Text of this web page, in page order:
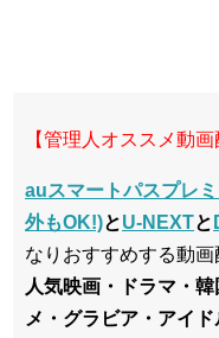
【管理人オススメ動画
auスマートパスプレ
外もOK!)とU-NEXTと
なりおすすめする動画
人気映画・ドラマ・
メ・グラビア・アイ